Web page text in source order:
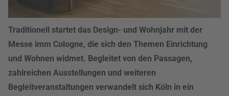
Traditionell startet das Design- und Wohnjahr mit der
Messe imm Cologne, die sich den Themen Einrichtung
und Wohnen widmet. Begleitet von den Passagen,
zahlreichen Ausstellungen und weiteren
Begleitveranstaltungen verwandelt sich Köln in ein